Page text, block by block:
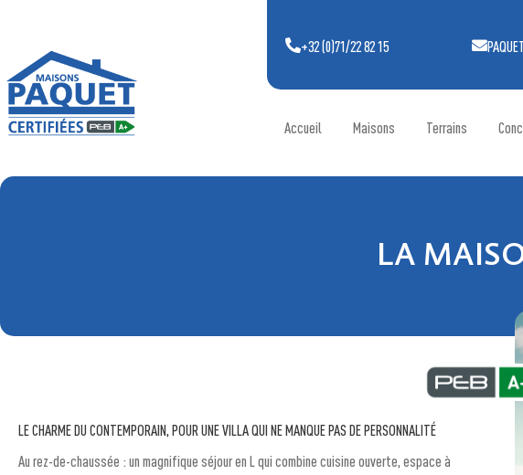
+32 (0)71/22 82 15
Accueil Maisons Terrains
LA
LE CHARME DU CONTEMPORAIN, POUR UNE VILLA QUI NE MANQUE PAS DE PERSONNALITÉ
Au rez-de-chaussée : un magnifique séjour en L qui combine cuisine ouverte, espace à